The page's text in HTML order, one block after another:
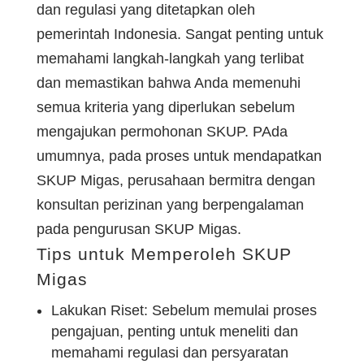
dan regulasi yang ditetapkan oleh
pemerintah Indonesia. Sangat penting untuk
memahami langkah-langkah yang terlibat
dan memastikan bahwa Anda memenuhi
semua kriteria yang diperlukan sebelum
mengajukan permohonan SKUP. PAda
umumnya, pada proses untuk mendapatkan
SKUP Migas, perusahaan bermitra dengan
konsultan perizinan yang berpengalaman
pada pengurusan SKUP Migas.
Tips untuk Memperoleh SKUP
Migas
Lakukan Riset: Sebelum memulai proses
pengajuan, penting untuk meneliti dan
memahami regulasi dan persyaratan